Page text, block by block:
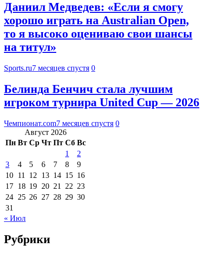
Даниил Медведев: «Если я смогу
хорошо играть на Australian Open,
то я высоко оцениваю свои шансы
на титул»
Sports.ru7 месяцев спустя 0
Белинда Бенчич стала лучшим
игроком турнира United Cup — 2026
Чемпионат.com7 месяцев спустя 0
Август 2026
Пн Вт Ср Чт Пт Сб Вс
1
2
3
4 5 6 7 8
9
10 11 12 13 14 15 16
17 18 19 20 21 22 23
24 25 26 27 28 29 30
31
« Июл
Рубрики